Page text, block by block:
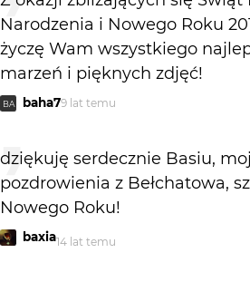
Narodzenia i Nowego Roku
życzę Wam wszystkiego
marzeń i pięknych zdjęć!
BA baha79 lat temu
dziękuję serdecznie Basiu,
pozdrowienia z Bełchatowa,
Nowego Roku!
baxia14 lat temu